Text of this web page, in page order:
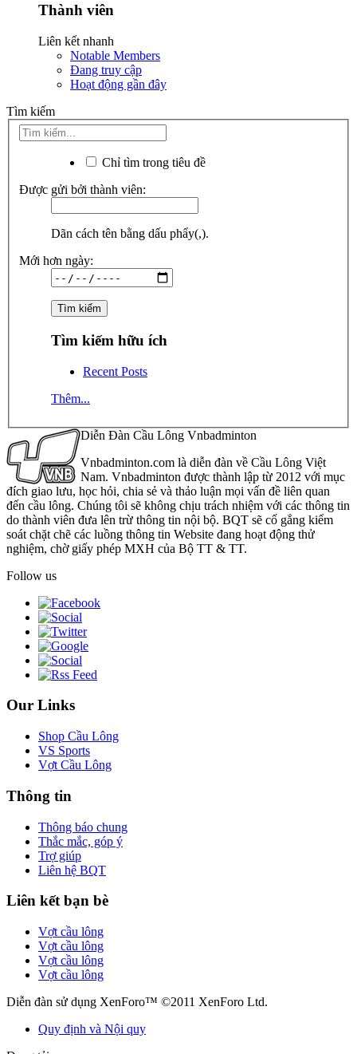
Thành viên
Liên kết nhanh
Notable Members
Đang truy cập
Hoạt động gần đây
Tìm kiếm
Chỉ tìm trong tiêu đề
Được gửi bởi thành viên:
Dãn cách tên bằng dấu phẩy(,).
Mới hơn ngày:
Tìm kiếm hữu ích
Recent Posts
Thêm...
Diễn Đàn Cầu Lông Vnbadminton
Vnbadminton.com là diễn đàn về Cầu Lông Việt
Nam. Vnbadminton được thành lập từ 2012 với mục
đích giao lưu, học hỏi, chia sẻ và thảo luận mọi vấn đề liên quan
đến cầu lông. Chúng tôi sẽ không chịu trách nhiệm với các thông tin
do thành viên đưa lên trừ thông tin nội bộ. BQT sẽ cố gắng kiểm
soát chặt chẽ các luồng thông tin Website đang hoạt động thử
nghiệm, chờ giấy phép MXH của Bộ TT & TT.
Follow us
Our Links
Shop Cầu Lông
VS Sports
Vợt Cầu Lông
Thông tin
Thông báo chung
Thắc mắc, góp ý
Trợ giúp
Liên hệ BQT
Liên kết bạn bè
Vợt cầu lông
Vợt cầu lông
Vợt cầu lông
Vợt cầu lông
Diễn đàn sử dụng XenForo™ ©2011 XenForo Ltd.
Quy định và Nội quy